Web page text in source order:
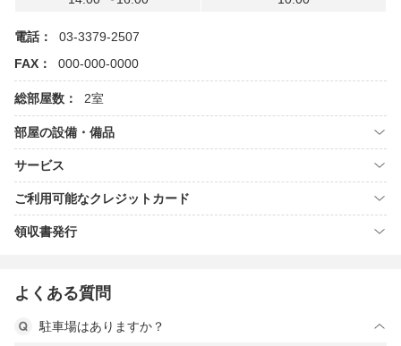
電話：
03-3379-2507
FAX：
000-000-0000
総部屋数： 2室
部屋の設備・備品
サービス
ご利用可能なクレジットカード
領収書発行
よくある質問
駐車場はありますか？